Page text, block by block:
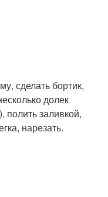
сделать бортик,
долек
заливкой,
нарезать.